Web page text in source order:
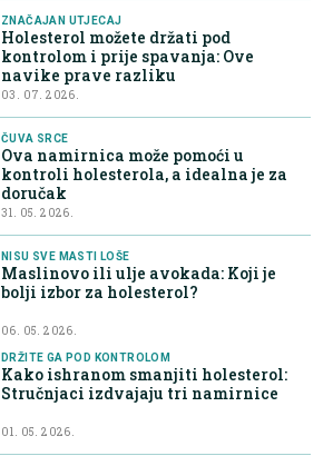
ZNAČAJAN UTJECAJ
Holesterol možete držati pod
kontrolom i prije spavanja: Ove
navike prave razliku
03. 07. 2026.
ČUVA SRCE
Ova namirnica može pomoći u
kontroli holesterola, a idealna je za
doručak
31. 05. 2026.
NISU SVE MASTI LOŠE
Maslinovo ili ulje avokada: Koji je
bolji izbor za holesterol?
06. 05. 2026.
DRŽITE GA POD KONTROLOM
Kako ishranom smanjiti holesterol:
Stručnjaci izdvajaju tri namirnice
01. 05. 2026.